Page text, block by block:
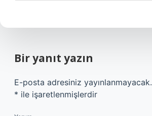
Bir yanıt yazın
E-posta adresiniz yayınlanmayacak.
* ile işaretlenmişlerdir